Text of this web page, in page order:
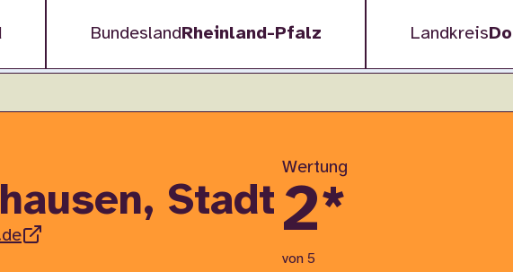
BundeslandRheinland-Pfalz Landkreis
Stadt
Wertung
2*
von 5